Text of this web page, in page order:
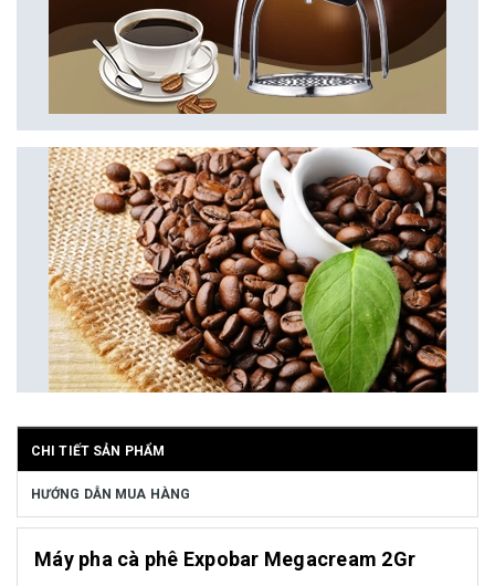
CHI TIẾT SẢN PHẨM
HƯỚNG DẪN MUA HÀNG
Máy pha cà phê Expobar Megacream 2Gr